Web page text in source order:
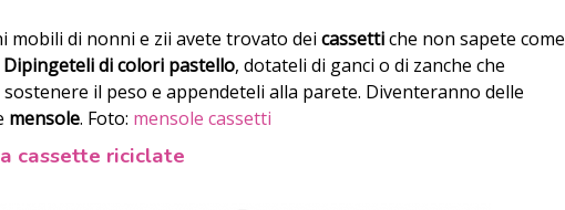
mobili di nonni e zii avete trovato dei cassettiche non sapete come
Dipingeteli di colori pastello, dotateli di ganci o di zanche che
sostenere il peso e appendeteli alla parete. Diventeranno delle
mensole. Foto: mensole cassetti
cassette riciclate